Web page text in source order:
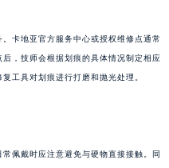
卡地亚官方服务中心或授权维修点通常
，技师会根据划痕的具体情况制定相应
工具对划痕进行打磨和抛光处理。
佩戴时应注意避免与硬物直接接触。同